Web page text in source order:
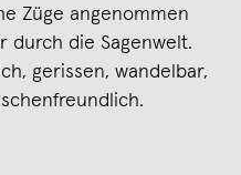
Züge angenommen
durch die Sagenwelt.
gerissen, wandelbar,